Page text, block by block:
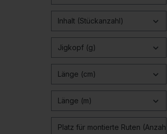
Inhalt (Stückanzahl)
Jigkopf (g)
Länge (cm)
Länge (m)
Platz für montierte Ruten (Anzahl)